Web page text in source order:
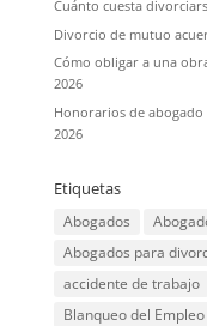
Cuánto cuesta
Divorcio de mutuo
Cómo obligar a una
2026
Honorarios de abogado
2026
Etiquetas
Abogados
Abogados para
accidente de trabajo
Blanqueo del